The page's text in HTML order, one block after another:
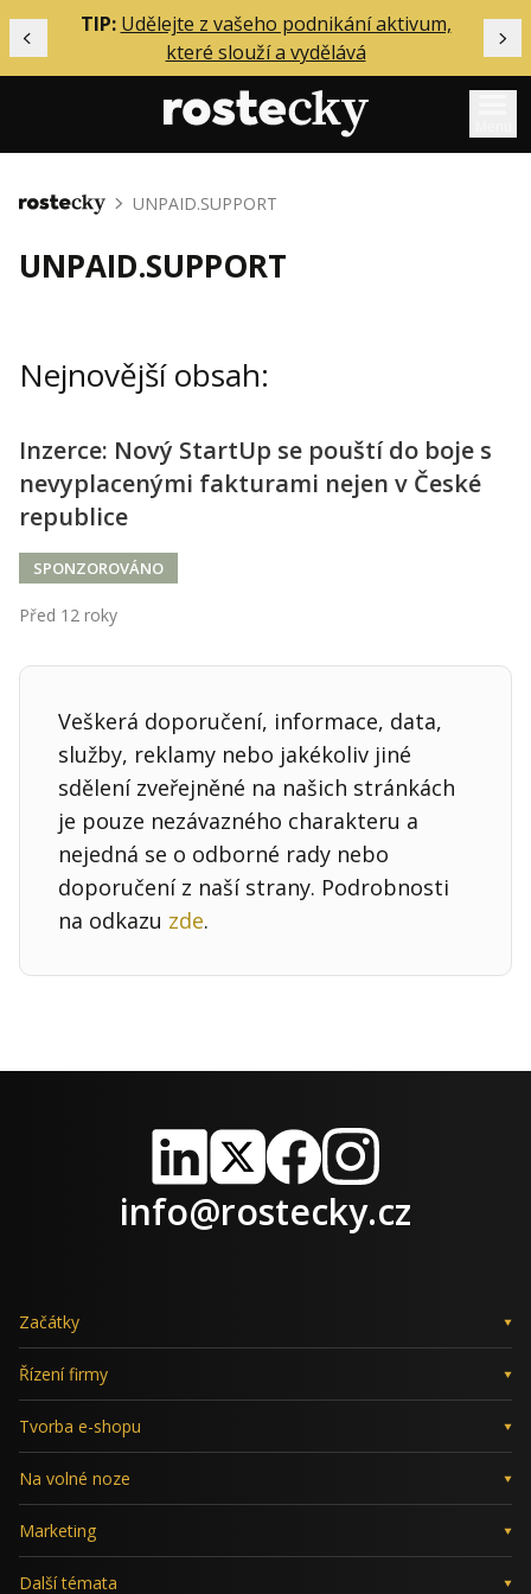
Předchozí
TIP: Udělejte z vašeho podnikání aktivum,
které slouží a vydělává
Mentoring
Solo
Inzerce
Přihlášení
Kontakt
Obchodní podmínky
Domů UNPAID.SUPPORT
UNPAID.SUPPORT
Nejnovější obsah:
Inzerce: Nový StartUp se pouští do boje s
nevyplacenými fakturami nejen v České
republice
SPONZOROVÁNO
Před 12 roky
Veškerá doporučení, informace, data,
služby, reklamy nebo jakékoliv jiné
sdělení zveřejněné na našich stránkách
je pouze nezávazného charakteru a
nejedná se o odborné rady nebo
doporučení z naší strany. Podrobnosti
na odkazu zde.
LinkedIn
X FacebookInstagram
info@rostecky.cz
Začátky
Řízení firmy
Tvorba e-shopu
Na volné noze
Marketing
Další témata